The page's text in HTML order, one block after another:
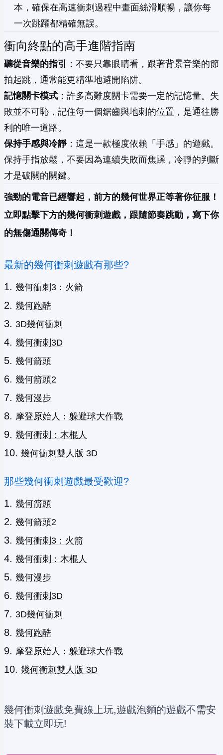
本，確保在高速衝刺過程中畫面絲滑順暢，讓你每
一次跳躍都精確無誤。
衝向終點的高手進階指南
聽從音樂的指引
：不要只靠眼睛看，跟著背景音樂的節
拍起跳，通常能更精準地避開陷阱。
記憶關卡模式 ：許多高難度關卡需要一定的記憶量。失
敗並不可恥，記住每一個鋸齒與地刺的位置，是通往勝
利的唯一道路。
保持手感與冷靜：這是一款極度依賴「手感」的遊戲。
保持手指放鬆，不要因為連續失敗而焦躁，冷靜的判斷
才是破關的關鍵。
強勁的電音已經響起，前方的幾何世界正等著你征服！
立即點擊下方的幾何衝刺遊戲，跟隨節奏跳動，寫下你
的無傷通關傳奇！
最新的幾何衝刺遊戲有那些?
幾何衝刺3：火箭
幾何跑酷
3D幾何衝刺
幾何衝刺3D
幾何箭頭
幾何箭頭2
幾何漫步
摩登原始人：躲避球大作戰
幾何衝刺：木棍人
幾何衝刺雙人版 3D
那些幾何衝刺遊戲最受歡迎?
幾何箭頭
幾何箭頭2
幾何衝刺3：火箭
幾何衝刺：木棍人
幾何漫步
幾何衝刺3D
3D幾何衝刺
幾何跑酷
摩登原始人：躲避球大作戰
幾何衝刺雙人版 3D
幾何衝刺遊戲免費線上玩,遊戲泡麵的遊戲不需安
裝下載立即玩!